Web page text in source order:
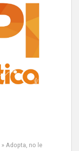
» Adopta, no le